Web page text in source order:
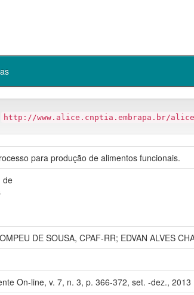
http://www.alice.cnptia.embrapa.br/
para produção de alimentos funcionais.
de
DE SOUSA, CPAF-RR; EDVAN ALVES
On-line, v. 7, n. 3, p. 366-372, set. -dez., 2013